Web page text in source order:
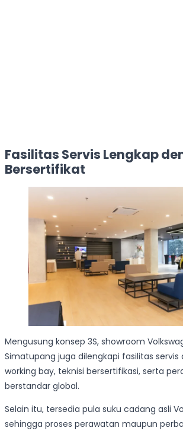
Fasilitas Servis Lengkap
Bersertifikat
Mengusung konsep 3S, showroom
Simatupang juga dilengkapi fasilitas
working bay, teknisi bersertifikasi, serta
berstandar global.
Selain itu, tersedia pula suku cadang asli
sehingga proses perawatan maupun